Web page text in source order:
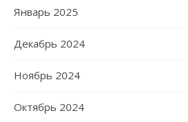
Январь 2025
Декабрь 2024
Ноябрь 2024
Октябрь 2024